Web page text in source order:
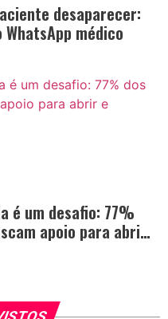
desaparecer:
médico
é um desafio: 77%
apoio para abrir